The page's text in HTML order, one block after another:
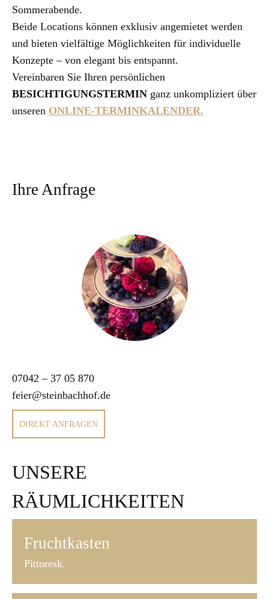
Sommerabende.
Beide Locations können exklusiv angemietet werden
und bieten vielfältige Möglichkeiten für individuelle
Konzepte – von elegant bis entspannt.
Vereinbaren Sie Ihren persönlichen
BESICHTIGUNGSTERMIN ganz unkompliziert über
unseren ONLINE-TERMINKALENDER.
Ihre Anfrage
07042 – 37 05 870
feier@steinbachhof.de
DIREKT ANFRAGEN
UNSERE
RÄUMLICHKEITEN
Fruchtkasten
Pittoresk.